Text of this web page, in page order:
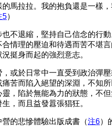
馬拉拉。我的抱負還是一樣，
5）
不退縮，堅持自己信念的行
情理的壓迫和待遇而苦不堪
挺身而起的強烈意志。
或於日常中一直受到政治彈壓
苦而陷入絕望的深淵，不知所
，陷於無能為力的狀態，不
，而且益發囂張猖狂。
的悲慘體驗出版成書（注6）